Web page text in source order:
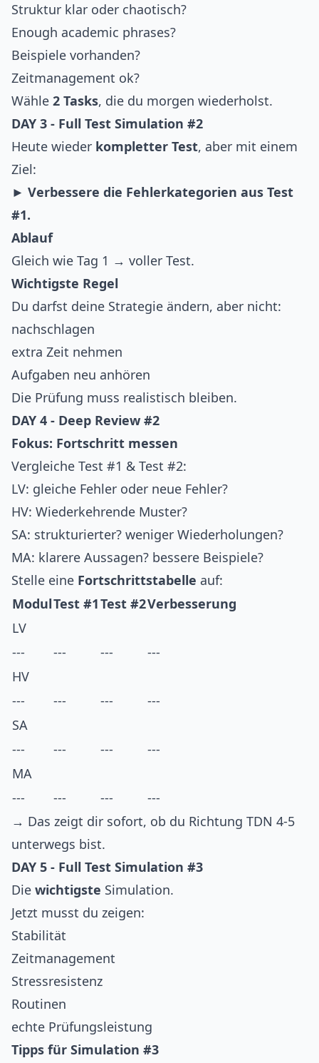
Struktur klar oder chaotisch?
Enough academic phrases?
Beispiele vorhanden?
Zeitmanagement ok?
Wähle 2 Tasks, die du morgen wiederholst.
DAY 3 - Full Test Simulation #2
Heute wieder kompletter Test, aber mit einem
Ziel:
► Verbessere die Fehlerkategorien aus Test
#1.
Ablauf
Gleich wie Tag 1 → voller Test.
Wichtigste Regel
Du darfst deine Strategie ändern, aber nicht:
nachschlagen
extra Zeit nehmen
Aufgaben neu anhören
Die Prüfung muss realistisch bleiben.
DAY 4 - Deep Review #2
Fokus: Fortschritt messen
Vergleiche Test #1 & Test #2:
LV: gleiche Fehler oder neue Fehler?
HV: Wiederkehrende Muster?
SA: strukturierter? weniger Wiederholungen?
MA: klarere Aussagen? bessere Beispiele?
Stelle eine Fortschrittstabelle auf:
ModulTest #1Test #2Verbesserung
LV
---
--- ---
---
HV
---
--- ---
---
SA
---
--- ---
---
MA
---
--- ---
---
→ Das zeigt dir sofort, ob du Richtung TDN 4-5
unterwegs bist.
DAY 5 - Full Test Simulation #3
Die wichtigste Simulation.
Jetzt musst du zeigen:
Stabilität
Zeitmanagement
Stressresistenz
Routinen
echte Prüfungsleistung
Tipps für Simulation #3